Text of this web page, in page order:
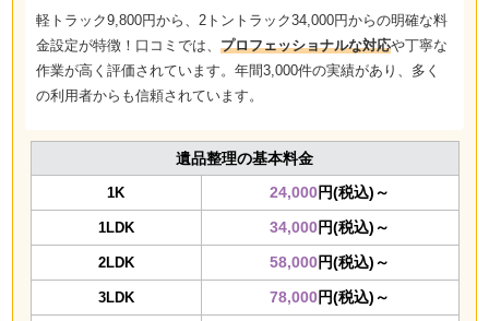
軽トラック9,800円から、2トントラック34,000円からの明確な料
金設定が特徴！口コミでは、 プロフェッショナルな対応や丁寧な
作業が高く評価されています。年間3,000件の実績があり、多く
の利用者からも信頼されています。
遺品整理の基本料金
1K 24,000円(税込)～
1LDK 34,000円(税込)～
2LDK 58,000円(税込)～
3LDK 78,000円(税込)～